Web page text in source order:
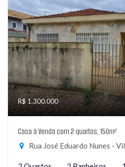
R$ 1.300.000
Casa à Venda com 2 quartos, 150m²
Rua José Eduardo Nunes -